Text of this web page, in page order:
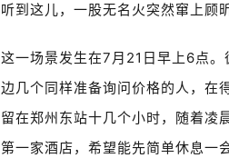
听到这儿，一股无名火突然窜上顾
这一场景发生在7月21日早上6点
边几个同样准备询问价格的人，在
留在郑州东站十几个小时，随着凌
第一家酒店，希望能先简单休息一